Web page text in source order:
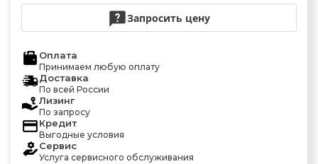
Запросить цену
Оплата
Принимаем любую оплату
Доставка
По всей России
Лизинг
По запросу
Кредит
Выгодные условия
Сервис
Услуга сервисного обслуживания